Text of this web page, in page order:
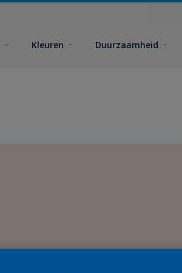
Kleuren Duurzaamheid